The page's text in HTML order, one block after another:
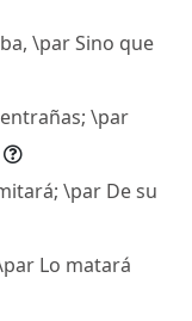
\par Sino que
\par
\par De su
Lo matará